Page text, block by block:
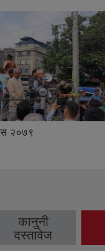
२०७९
कानुनी
दस्तावेज